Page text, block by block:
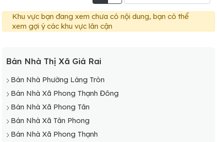
Khu vực bạn đang xem chưa có nội dung, bạn có thể
xem gợi ý các khu vực lân cận
Bán Nhà Thị Xã Giá Rai
Bán Nhà Phường Láng Tròn
Bán Nhà Xã Phong Thạnh Đông
Bán Nhà Xã Phong Tân
Bán Nhà Xã Tân Phong
Bán Nhà Xã Phong Thạnh